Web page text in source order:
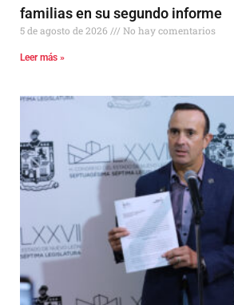
familias en su segundo informe
5 de agosto de 2026 No hay comentarios
Leer más »